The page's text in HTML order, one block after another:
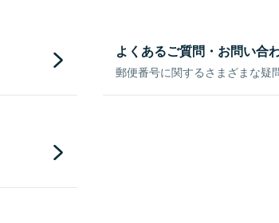
よくあるご質問・お問い合
郵便番号に関するさまざまな疑